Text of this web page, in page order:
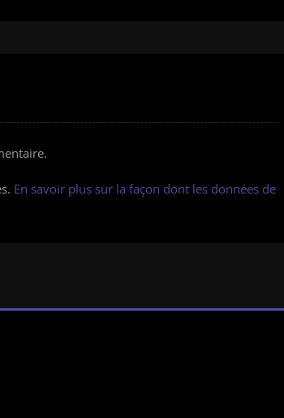
En savoir plus sur la façon dont les données de